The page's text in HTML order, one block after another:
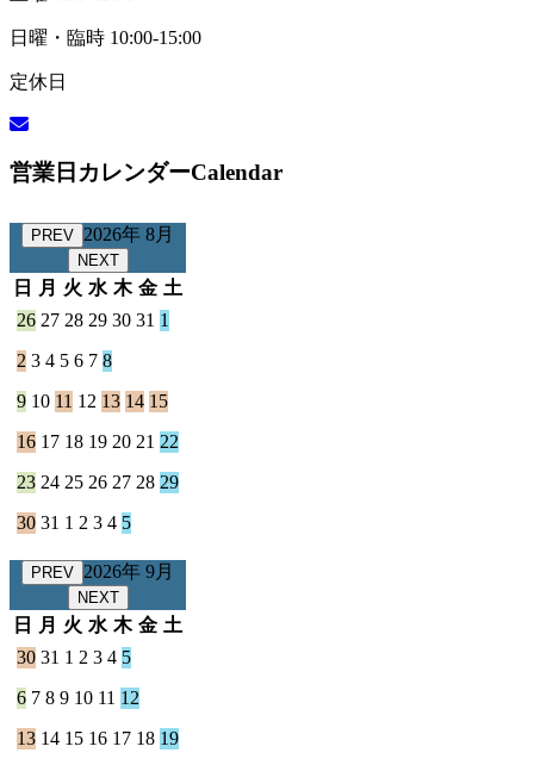
日曜・臨時 10:00-15:00
定休日
営業日カレンダーCalendar
PREV 2026年 8月
NEXT
日 月 火 水 木 金 土
26 27 28 29 30 31 1
2 3 4 5 6 7 8
9 10 11 12 13 14 15
16 17 18 19 20 21 22
23 24 25 26 27 28 29
30 31 1 2 3 4 5
PREV 2026年 9月
NEXT
日 月 火 水 木 金 土
30 31 1 2 3 4 5
6 7 8 9 10 11 12
13 14 15 16 17 18 19